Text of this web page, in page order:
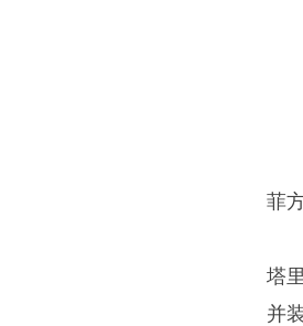
菲
塔
并